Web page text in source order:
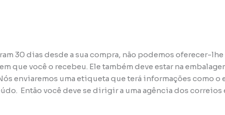
30 dias desde a sua compra, não podemos oferecer-
que você o recebeu. Ele também deve estar na
enviaremos uma etiqueta que terá informações como
Então você deve se dirigir a uma agência dos correios